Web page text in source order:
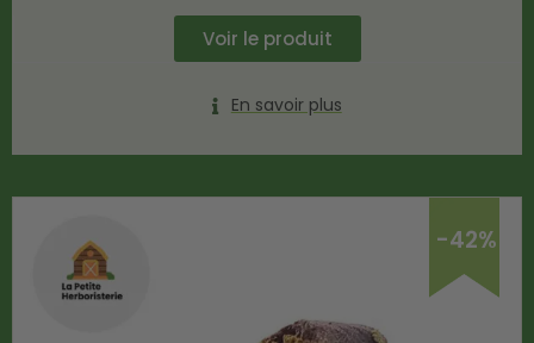
Voir le produit
En savoir plus
-42%